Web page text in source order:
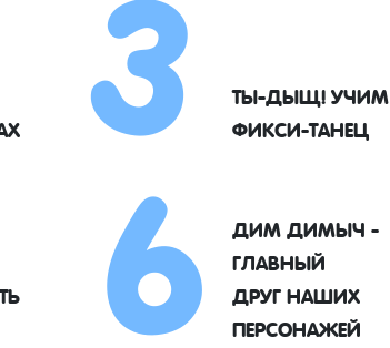
ТЫ-ДЫЩ! УЧИМ
ФИКСИ-ТАНЕЦ
6ДИМ ДИМЫЧ -
ГЛАВНЫЙ
ДРУГ НАШИХ
ПЕРСОНАЖЕЙ